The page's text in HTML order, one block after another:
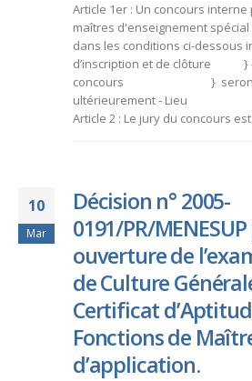
Article 1er : Un concours
maîtres d'enseignement
dans les conditions ci-dessous
d’inscription et de clôture } -
concours } seront
Article 2 : Le jury du concours
10
Mar
Décision n° 2005-
0191/PR/
ouverture de
de Culture
Certificat
Fonctions de
d’application.